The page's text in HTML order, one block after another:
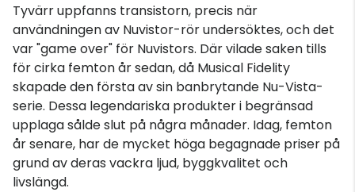
Tyvärr uppfanns transistorn, precis när
användningen av Nuvistor-rör undersöktes, och det
var "game over" för Nuvistors. Där vilade saken tills
för cirka femton år sedan, då Musical Fidelity
skapade den första av sin banbrytande Nu-Vista-
serie. Dessa legendariska produkter i begränsad
upplaga sålde slut på några månader. Idag, femton
år senare, har de mycket höga begagnade priser på
grund av deras vackra ljud, byggkvalitet och
livslängd.